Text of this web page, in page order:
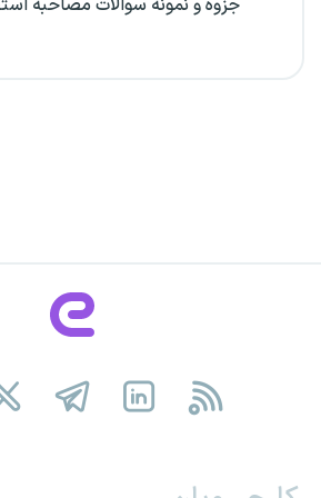
جزوه و نمونه سوالات مصاحبه